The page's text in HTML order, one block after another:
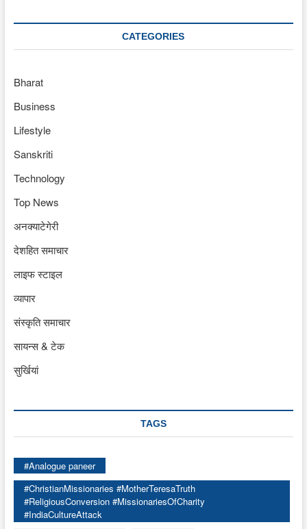
CATEGORIES
Bharat
Business
Lifestyle
Sanskriti
Technology
Top News
अनक्याटेगेरी
देशहित समाचार
लाइफ स्टाइल
व्यापार
संस्कृति समाचार
सायन्स & टेक
सुर्खियां
TAGS
#Analogue paneer
#ChristianMissionaries #MotherTeresaTruth
#ReligiousConversion #MissionariesOfCharity
#IndiaCultureAttack